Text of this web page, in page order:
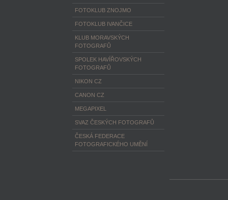
FOTOKLUB ZNOJMO
FOTOKLUB IVANČICE
KLUB MORAVSKÝCH
FOTOGRAFŮ
SPOLEK HAVÍŘOVSKÝCH
FOTOGRAFŮ
NIKON CZ
CANON CZ
MEGAPIXEL
SVAZ ČESKÝCH FOTOGRAFŮ
ČESKÁ FEDERACE
FOTOGRAFICKÉHO UMĚNÍ